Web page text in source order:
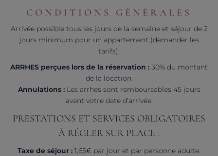
CONDITIONS GÉNÉRALES
Arrivée possible tous les jours de la semaine et séjour de 2
jours minimum pour un appartement (demander les
tarifs).
ARRHES perçues lors de la réservation : 30% du montant
de la location.
Annulations :Les arrhes sont remboursables 45 jours
avant votre date d’arrivée.
PRESTATIONS ET SERVICES OBLIGATOIRES
À RÉGLER SUR PLACE :
Taxe de séjour : 1,65€ par jour et par personne adulte.